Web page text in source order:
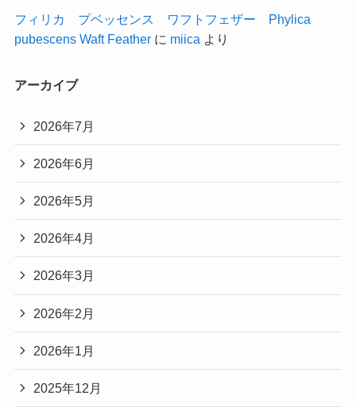
フィリカ プベッセンス ワフトフェザー Phylica
pubescens Waft Featherに miica より
アーカイブ
2026年7月
2026年6月
2026年5月
2026年4月
2026年3月
2026年2月
2026年1月
2025年12月